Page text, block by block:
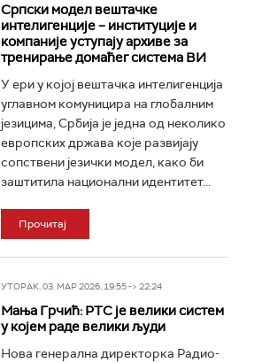
Српски модел вештачке
интелигенције – институције и
компаније уступају архиве за
тренирање домаћег система ВИ
У ери у којој вештачка интелигенција
углавном комуницира на глобалним
језицима, Србија је једна од неколико
европских држава које развијају
сопствени језички модел, како би
заштитила национални идентитет...
Прочитај
УТОРАК, 03. МАР 2026, 19:55 -> 22:24
Мања Грчић: РТС је велики систем
у којем раде велики људи
Нова генерална директорка Радио-